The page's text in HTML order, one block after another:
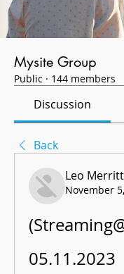
Mysite Group
Public · 144 members
Discussion
Back
Leo Merritt
November
05.11.2023